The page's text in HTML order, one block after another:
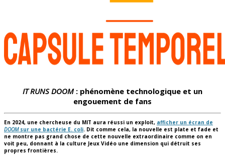
IT RUNS DOOM: phénomène technologique et un
engouement de fans
En 2024, une chercheuse du MIT aura réussi un exploit, afficher un écran de
DOOMsur une bactérie E. coli. Dit comme cela, la nouvelle est plate et fade et
ne montre pas grand chose de cette nouvelle extraordinaire comme on en
voit peu, donnant à la culture Jeux Vidéo une dimension qui détruit ses
propres frontières.